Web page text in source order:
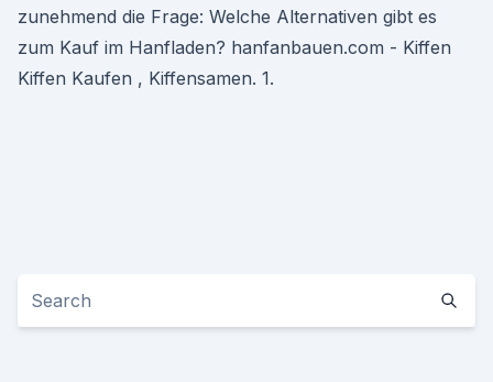
zunehmend die Frage: Welche Alternativen gibt es
zum Kauf im Hanfladen? hanfanbauen.com - Kiffen
Kiffen Kaufen , Kiffensamen. 1.